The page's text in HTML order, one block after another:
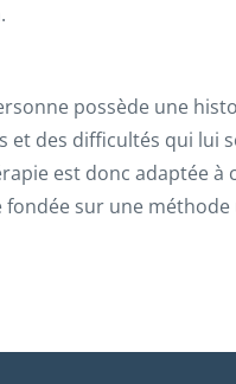
possède une
et des difficultés qui lui
est donc adaptée à
sur une